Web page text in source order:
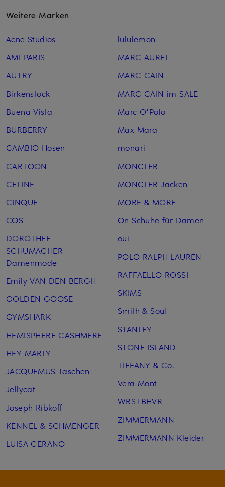
Weitere Marken
Acne Studios
AMI PARIS
AUTRY
Birkenstock
Buena Vista
BURBERRY
CAMBIO Hosen
CARTOON
CELINE
CINQUE
COS
DOROTHEE
SCHUMACHER
Damenmode
Emily VAN DEN BERGH
GOLDEN GOOSE
GYMSHARK
HEMISPHERE CASHMERE
HEY MARLY
JACQUEMUS Taschen
Jellycat
Joseph Ribkoff
KENNEL & SCHMENGER
LUISA CERANO
lululemon
MARC AUREL
MARC CAIN
MARC CAIN im SALE
Marc O'Polo
Max Mara
monari
MONCLER
MONCLER Jacken
MORE & MORE
On Schuhe für Damen
oui
POLO RALPH LAUREN
RAFFAELLO ROSSI
SKIMS
Smith & Soul
STANLEY
STONE ISLAND
TIFFANY & Co.
Vera Mont
WRSTBHVR
ZIMMERMANN
ZIMMERMANN Kleider